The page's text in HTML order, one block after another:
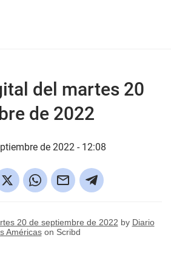
del martes 20
de 2022
de 2022 - 12:08
20 de septiembre de 2022 by Diario
Américason Scribd